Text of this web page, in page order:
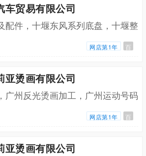
车贸易有限公司
配件，十堰东风系列底盘，十堰整
网店第1年 百
亚烫画有限公司
广州反光烫画加工，广州运动号码
网店第1年 百
亚烫画有限公司